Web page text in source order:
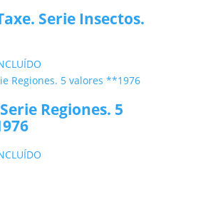
Serie Insectos.
Regiones. 5